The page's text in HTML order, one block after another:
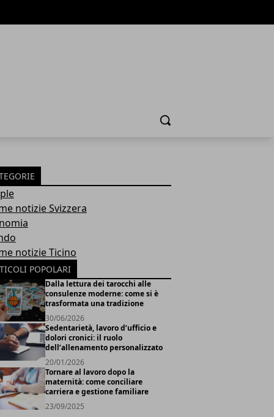
Cerca
notizie Svizzera
notizie Ticino
POPOLARI
Dalla lettura dei tarocchi alle
consulenze moderne: come si è
trasformata una tradizione
30/06/2026
Sedentarietà, lavoro d’ufficio e
dolori cronici: il ruolo
dell’allenamento personalizzato
20/01/2026
Tornare al lavoro dopo la
maternità: come conciliare
carriera e gestione familiare
23/09/2025